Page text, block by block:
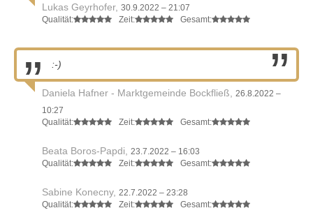
Lukas Geyrhofer, 30.9.2022 – 21:07
Qualität:
Zeit: Gesamt:
:-)
Daniela Hafner - Marktgemeinde Bockfließ,
26.8.2022 –
10:27
Qualität:
Zeit: Gesamt:
Beata Boros-Papdi,
23.7.2022 – 16:03
Qualität:
Zeit: Gesamt:
Sabine Konecny, 22.7.2022 – 23:28
Qualität:
Zeit: Gesamt: